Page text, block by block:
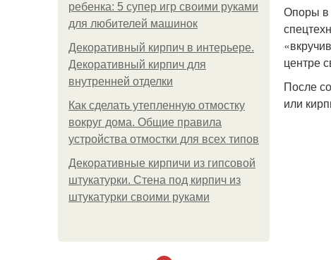
ребенка: 5 супер игр своими руками
для любителей машинок
Декоративный кирпич в интерьере.
Декоративный кирпич для
внутренней отделки
Как сделать утепленную отмостку
вокруг дома. Общие правила
устройства отмостки для всех типов
Декоративные кирпичи из гипсовой
штукатурки. Стена под кирпич из
штукатурки своими руками
Опоры в
центре
После
или